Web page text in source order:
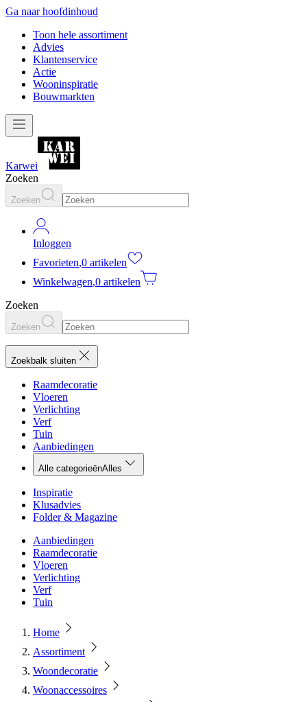
Ga naar hoofdinhoud
Toon hele assortiment
Advies
Klantenservice
Actie
Wooninspiratie
Bouwmarkten
Karwei
Zoeken
Zoeken
Inloggen
Favorieten,0 artikelen
Winkelwagen,0 artikelen
Zoeken
Zoeken
Zoekbalk sluiten
Raamdecoratie
Vloeren
Verlichting
Verf
Tuin
Aanbiedingen
Alle categorieënAlles
Inspiratie
Klusadvies
Folder & Magazine
Aanbiedingen
Raamdecoratie
Vloeren
Verlichting
Verf
Tuin
Home
Assortiment
Woondecoratie
Woonaccessoires